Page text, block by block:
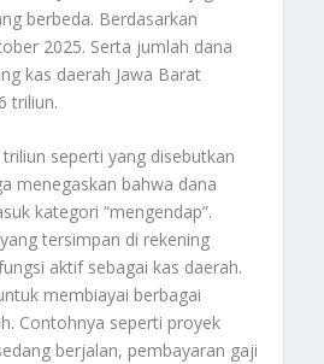
berbeda. Berdasarkan
2025. Serta jumlah dana
kas daerah Jawa Barat
triliun.
seperti yang disebutkan
menegaskan bahwa dana
kategori “mengendap”.
tersimpan di rekening
aktif sebagai kas daerah.
membiayai berbagai
Contohnya seperti proyek
berjalan, pembayaran gaji